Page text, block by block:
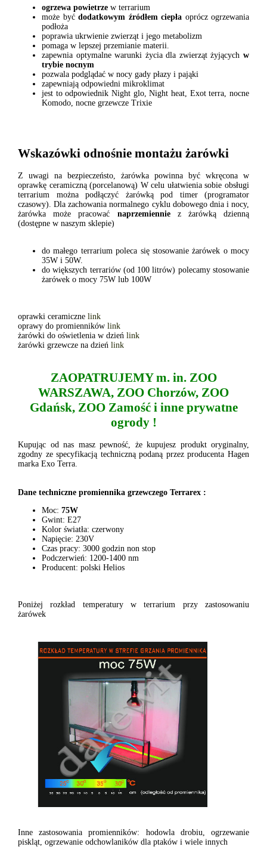
ogrzewa powietrze w terrarium
może być dodatkowym źródłem ciepła oprócz ogrzewania
podłoża
poprawia ukrwienie zwierząt i jego metabolizm
pomaga w lepszej przemianie materii.
zapewnia optymalne warunki życia dla zwierząt żyjących w
trybie nocnym
pozwala podglądać w nocy gady płazy i pająki
zapewniają odpowiedni mikroklimat
jest to odpowiednik Night glo, Night heat, Exot terra, nocne
Komodo, nocne grzewcze Trixie
Wskazówki odnośnie montażu żarówki
Z uwagi na bezpieczeństo, żarówka powinna być wkręcona w
oprawkę ceramiczną (porcelanową) W celu ułatwienia sobie obsługi
terrarium można podłączyć żarówką pod timer (programator
czasowy). Dla zachowania normalnego cyklu dobowego dnia i nocy,
żarówka może pracować naprzemienniez żarówką dzienną
(dostępne w naszym sklepie)
do małego terrarium poleca się stosowanie żarówek o mocy
35W i 50W.
do większych terrariów (od 100 litrów) polecamy stosowanie
żarówek o mocy 75W lub 100W
oprawki ceramiczne link
oprawy do promienników link
żarówki do oświetlenia w dzień link
żarówki grzewcze na dzień link
ZAOPATRUJEMY m. in. ZOO
WARSZAWA, ZOO Chorzów, ZOO
Gdańsk, ZOO Zamość i inne prywatne
ogrody !
Kupując od nas masz pewność, że kupujesz produkt oryginalny,
zgodny ze specyfikacją techniczną podaną przez producenta Hagen
marka Exo Terra.
Dane techniczne promiennika grzewczego Terrarex :
Moc: 75W
Gwint: E27
Kolor światła: czerwony
Napięcie: 230V
Czas pracy: 3000 godzin non stop
Podczerwień: 1200-1400 nm
Producent: polski Helios
Poniżej rozkład temperatury w terrarium przy zastosowaniu
żarówek
Inne zastosowania promienników: hodowla drobiu, ogrzewanie
piskląt, ogrzewanie odchowlaników dla ptaków i wiele innych